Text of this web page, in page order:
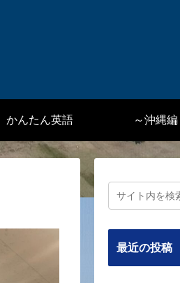
かんたん英語 ～沖縄編
最近の投稿